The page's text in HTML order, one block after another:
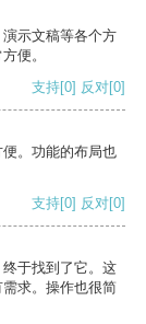
示文稿等各个方
便。
支持[0] 反对[0]
。功能的布局也
支持[0] 反对[0]
于找到了它。这
求。操作也很简